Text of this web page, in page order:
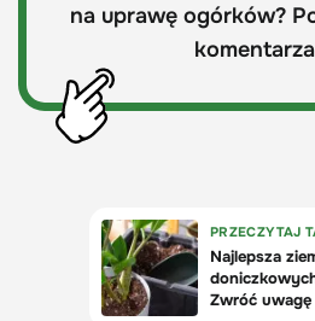
na uprawę ogórków?